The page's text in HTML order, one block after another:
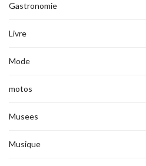
Gastronomie
Livre
Mode
motos
Musees
Musique